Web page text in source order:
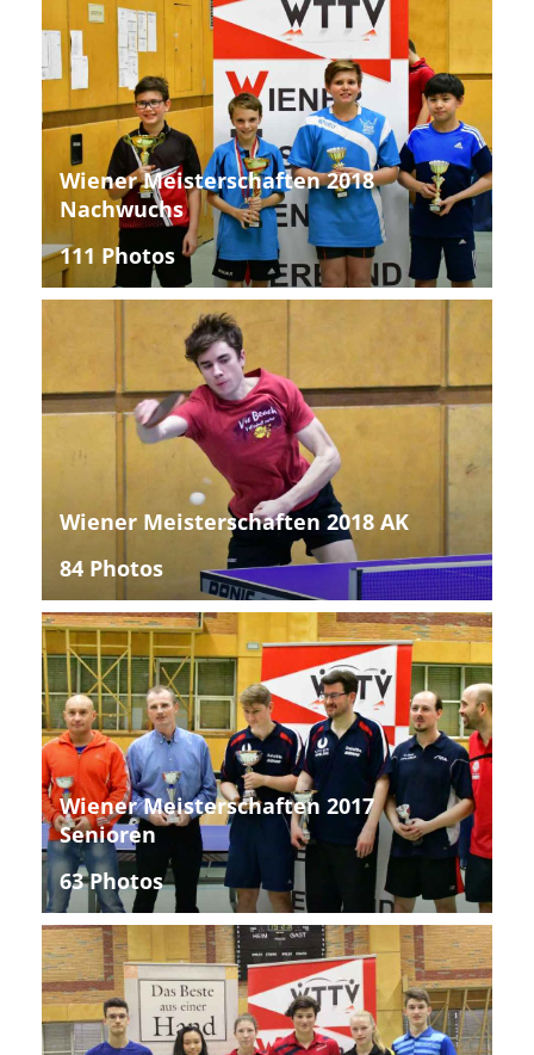
Wiener Meisterschaften 2018
Nachwuchs
111 Photos
Wiener Meisterschaften 2018 AK
84 Photos
Wiener Meisterschaften 2017
Senioren
63 Photos